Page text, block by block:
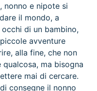
nonno e nipote si
il mondo, a
di un bambino,
avventure
alla fine, che non
ma bisogna
mai di cercare.
consegne il nonno